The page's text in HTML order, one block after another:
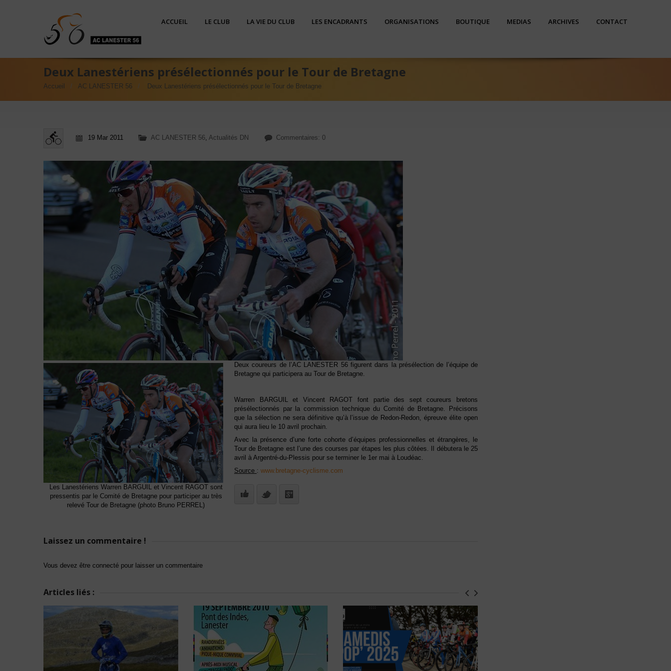
ACCUEIL LE CLUB LA VIE DU CLUB LES ENCADRANTS ORGANISATIONS BOUTIQUE MEDIAS ARCHIVES CONTACT
Deux Lanestériens présélectionnés pour le Tour de Bretagne
Accueil AC LANESTER 56 Deux Lanestériens présélectionnés pour le Tour de Bretagne
19 Mar 2011 AC LANESTER 56, Actualités DN Commentaires: 0
Les Lanestériens Warren BARGUIL et Vincent RAGOT sont
pressentis par le Comité de Bretagne pour participer au très
relevé Tour de Bretagne (photo Bruno PERREL)
Deux coureurs de l’AC LANESTER 56 figurent dans la présélection de l’équipe de
Bretagne qui participera au Tour de Bretagne.
Warren BARGUIL et Vincent RAGOT font partie des sept coureurs bretons
présélectionnés par la commission technique du Comité de Bretagne. Précisons
que la sélection ne sera définitive qu’à l’issue de Redon-Redon, épreuve élite open
qui aura lieu le 10 avril prochain.
Avec la présence d’une forte cohorte d’équipes professionnelles et étrangères, le
Tour de Bretagne est l’une des courses par étapes les plus côtées. Il débutera le 25
avril à Argentré-du-Plessis pour se terminer le 1er mai à Loudéac.
Source : www.bretagne-cyclisme.com
Laissez un commentaire !
Vous devez être connecté pour laisser un commentaire
Articles liés :